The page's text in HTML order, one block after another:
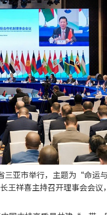
亚市举行，主题为“命运
祥喜主持召开理事会会